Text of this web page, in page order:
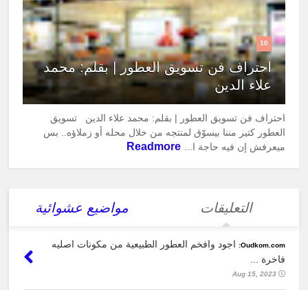
10
احتراف فن تسويق العطور | بقلم: محمد
علاء الدين
احتراف فن تسويق العطور | بقلم: محمد علاء الدين تسويق
العطور كتير مننا بيسوّق لمنتجه من خلال محله أو زملاؤه.. بس
ميعرفش إن فيه حاجة ا...
Readmore
التعليقات مواضيع عشوائية
Oudkom.com:
اجود وافخم العطور الطبيعية من مكونات اصليه
فاخرة ...
Aug 15, 2023